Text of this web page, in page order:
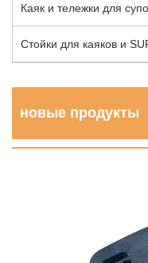
Каяк и тележки для
Стойки для каяков и
новые продукты